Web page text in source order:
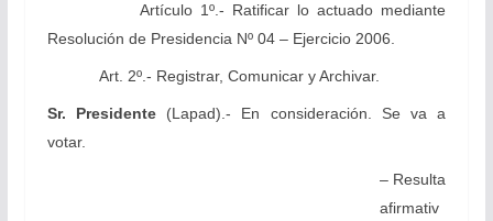
Artículo 1º.- Ratificar lo actuado mediante
Resolución de Presidencia Nº 04 – Ejercicio 2006.
Art. 2º.- Registrar, Comunicar y Archivar.
Sr. Presidente(Lapad).- En consideración. Se va a
votar.
– Resulta
afirmativ